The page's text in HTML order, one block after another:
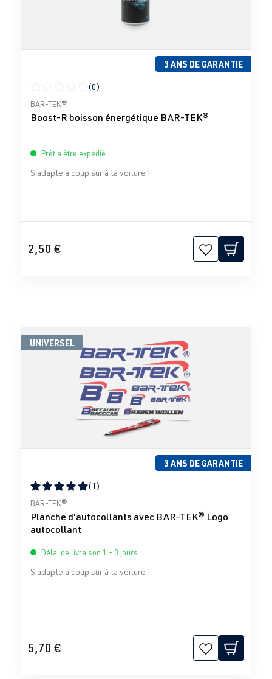
3 ANS DE GARANTIE
Note moyenne de 0 sur 5 étoiles
(0)
BAR-TEK®
Boost-R boisson énergétique BAR-TEK®
Prêt à être expédié !
S'adapte à coup sûr à ta voiture !
2,50 €
UNIVERSEL
3 ANS DE GARANTIE
Note moyenne de 5 sur 5 étoiles
(1)
BAR-TEK®
Planche d'autocollants avec BAR-TEK® Logo
autocollant
Délai de livraison 1 - 3 jours
S'adapte à coup sûr à ta voiture !
5,70 €